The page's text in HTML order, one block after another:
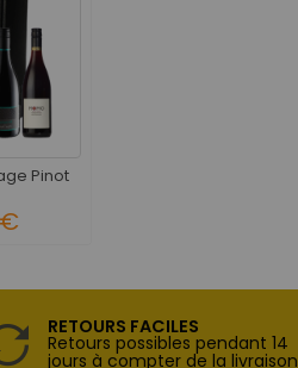
Pinot
RETOURS FACILES
Retours possibles pendant 14
jours à compter de la livraison